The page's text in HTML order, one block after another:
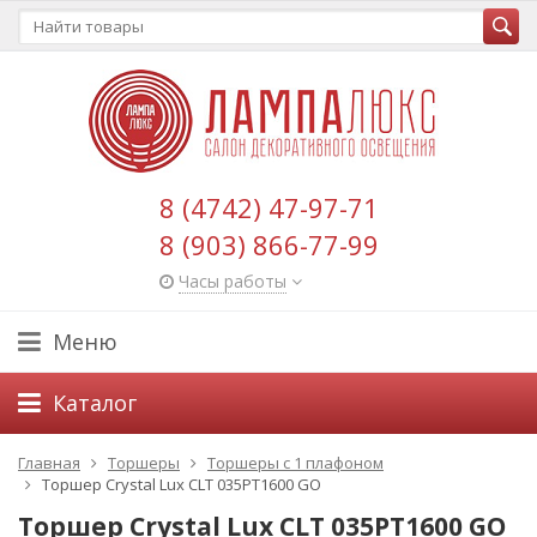
8 (4742) 47-97-71
8 (903) 866-77-99
Часы работы
Меню
Каталог
Главная Торшеры
Торшеры с 1 плафоном
Торшер Crystal Lux CLT 035PT1600 GO
Торшер Crystal Lux CLT 035PT1600 GO